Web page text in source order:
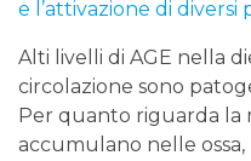
e l’attivazione di diversi
Alti livelli di AGE nella
circolazione sono
Per quanto riguarda la
accumulano nelle